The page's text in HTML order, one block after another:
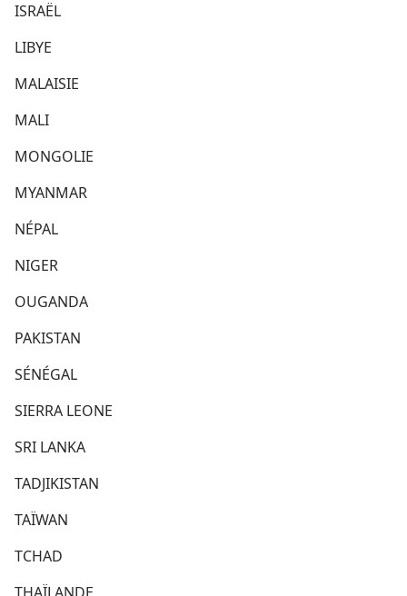
ISRAËL
LIBYE
MALAISIE
MALI
MONGOLIE
MYANMAR
NÉPAL
NIGER
OUGANDA
PAKISTAN
SÉNÉGAL
SIERRA LEONE
SRI LANKA
TADJIKISTAN
TAÏWAN
TCHAD